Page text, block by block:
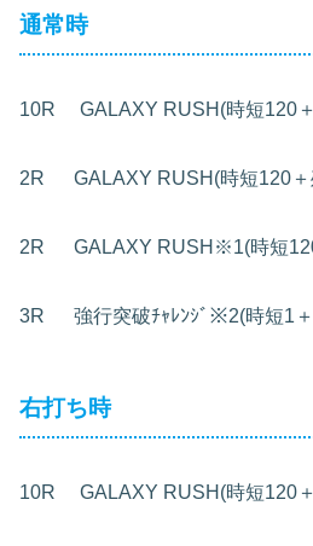
通常時
10R GALAXY RUSH(時短120
2R GALAXY RUSH(時短120
2R GALAXY RUSH※1(時短
3R 強行突破ﾁｬﾚﾝｼﾞ※2(時短1
右打ち時
10R GALAXY RUSH(時短120